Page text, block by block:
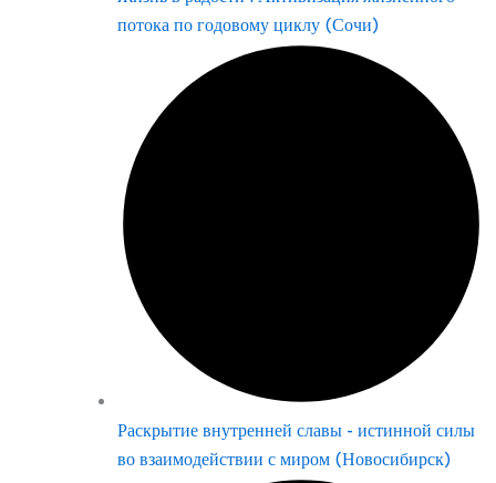
потока по годовому циклу (Сочи)
Раскрытие внутренней славы - истинной силы
во взаимодействии с миром (Новосибирск)